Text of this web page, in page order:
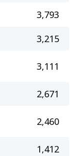
3,793
3,215
3,111
2,671
2,460
1,412